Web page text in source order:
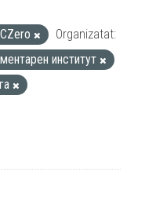
Organizatat:
институт